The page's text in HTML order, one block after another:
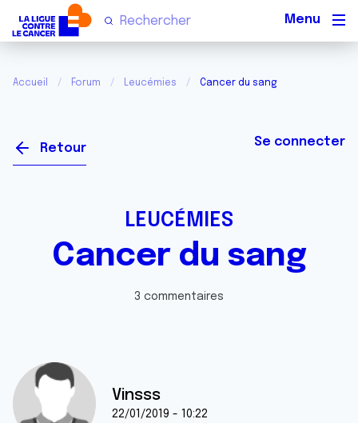
Accueil Forum Leucémies Cancer du sang
Retour Se connecter
LEUCÉMIES
Cancer du sang
3 commentaires
Vinsss
22/01/2019 - 10:22